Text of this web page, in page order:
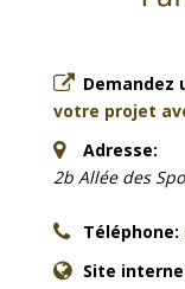
Demandez
votre projet
Adresse:
2b Allée des
Téléphone:
Site